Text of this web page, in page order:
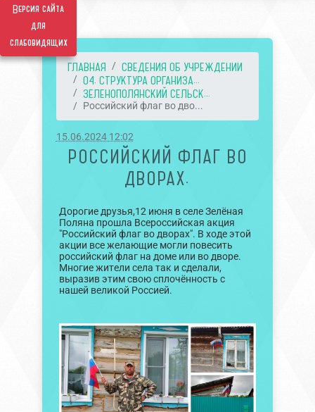
Версия сайта
для
слабовидящих
ГЛАВНАЯ
СВЕДЕНИЯ ОБ УЧРЕЖДЕНИИ
04. СТРУКТУРА ОРГАНИЗА...
ЗЕЛЕНОПОЛЯНСКИЙ СЕЛЬСК...
Российский флаг во дво...
15.06.2024 12:02
РОССИЙСКИЙ ФЛАГ ВО
ДВОРАХ.
Дорогие друзья,12 июня в селе Зелёная
Поляна прошла Всероссийская акция
"Российский флаг во дворах". В ходе этой
акции все желающие могли повесить
российский флаг на доме или во дворе.
Многие жители села так и сделали,
выразив этим свою сплочённость с
нашей великой Россией.